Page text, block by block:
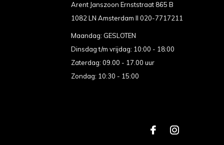
Arent Janszoon Ernststraat 865 B
1082 LN Amsterdam II 020-7717211
Maandag: GESLOTEN
Dinsdag t/m vrijdag: 10:00 - 18:00
Zaterdag: 09.00 - 17.00 uur
Zondag: 10:30 - 15:00